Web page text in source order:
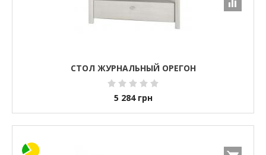
СТОЛ ЖУРНАЛЬНЫЙ ОРЕГОН
5 284 грн